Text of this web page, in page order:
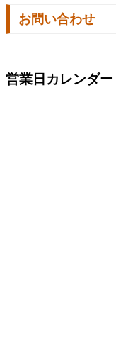
お問い合わせ
営業日カレンダー